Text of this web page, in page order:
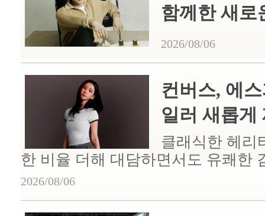
함께한 새로
2026/08/06
컨버스, 에
일러 새롭게
클래식한 헤리
한 비율 더해 대담하면서도 유쾌한
2026/08/06